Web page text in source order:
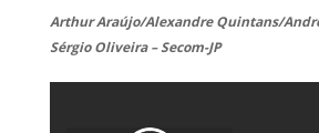
Arthur Araújo/Alexandre Quintans/
Sérgio Oliveira – Secom-JP